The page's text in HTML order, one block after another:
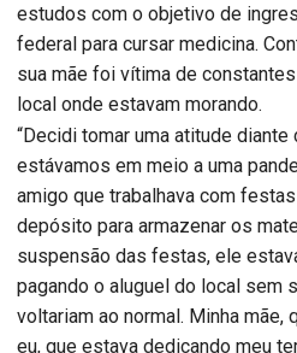
estudos com o objetivo de
federal para cursar medicina.
sua mãe foi vítima de
local onde estavam morando.
“Decidi tomar uma atitude diante
estávamos em meio a uma
amigo que trabalhava com
depósito para armazenar os
suspensão das festas, ele
pagando o aluguel do local sem
voltariam ao normal. Minha mãe,
eu, que estava dedicando meu